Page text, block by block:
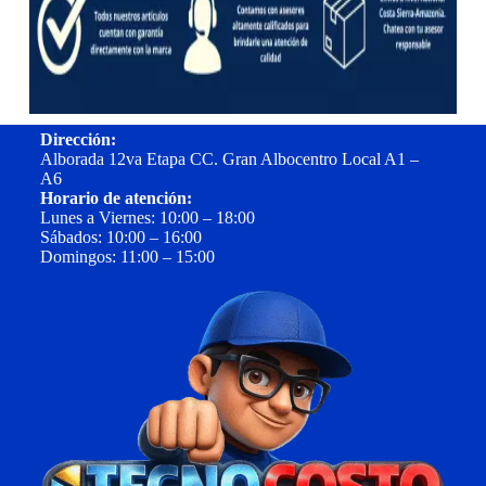
Dirección:
Alborada 12va Etapa CC. Gran Albocentro Local A1 –
A6
Horario de atención:
Lunes a Viernes: 10:00 – 18:00
Sábados: 10:00 – 16:00
Domingos: 11:00 – 15:00